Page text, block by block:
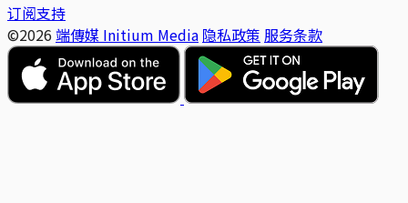
订阅支持
©2026 端傳媒 Initium Media 隐私政策 服务条款